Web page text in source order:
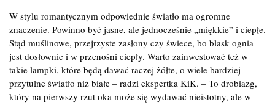
W stylu romantycznym odpowiednie światło ma ogromne
znaczenie. Powinno być jasne, ale jednocześnie „miękkie” i ciepłe.
Stąd muślinowe, przejrzyste zasłony czy świece, bo blask ognia
jest dosłownie i w przenośni ciepły. Warto zainwestować też w
takie lampki, które będą dawać raczej żółte, o wiele bardziej
przytulne światło niż białe – radzi ekspertka KiK. – To drobiazg,
który na pierwszy rzut oka może się wydawać nieistotny, ale w